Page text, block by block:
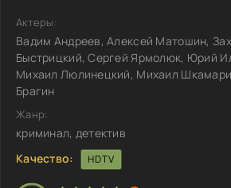
Актеры:
Вадим Андреев, Алексей Матошин,
Быстрицкий, Сергей Ярмолюк, Юрий
Михаил Люлинецкий, Михаил
Брагин
Жанр:
криминал, детектив
Качество:
HDTV